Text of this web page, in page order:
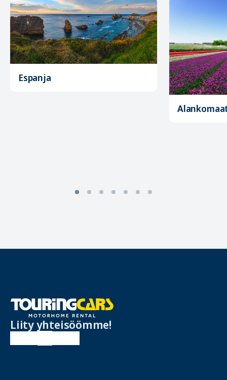
Espanja
Liity yhteisöömme!